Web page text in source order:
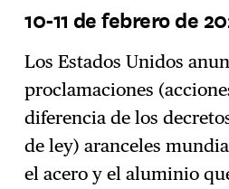
10-11 de febrero de
Los Estados Unidos
proclamaciones
diferencia de los
de ley) aranceles
el acero y el aluminio